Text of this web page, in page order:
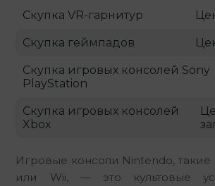
Игровые консоли Nintendo, такие
или Wii, — это культовые
Скупка VR-гарнитур
Скупка геймпадов
Скупка игровых консолей Sony
PlayStation
Скупка игровых консолей
Xbox